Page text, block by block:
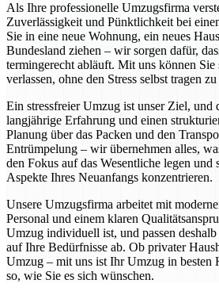
Als Ihre professionelle Umzugsfirma
Zuverlässigkeit und Pünktlichkeit bei
Sie in eine neue Wohnung, ein neues
Bundesland ziehen – wir sorgen dafür,
termingerecht abläuft. Mit uns können
verlassen, ohne den Stress selbst tragen zu
Ein stressfreier Umzug ist unser Ziel, und
langjährige Erfahrung und einen
Planung über das Packen und den
Entrümpelung – wir übernehmen alles,
den Fokus auf das Wesentliche legen und
Aspekte Ihres Neuanfangs konzentrieren.
Unsere Umzugsfirma arbeitet mit
Personal und einem klaren
Umzug individuell ist, und passen
auf Ihre Bedürfnisse ab. Ob privater
Umzug – mit uns ist Ihr Umzug in besten
so, wie Sie es sich wünschen.